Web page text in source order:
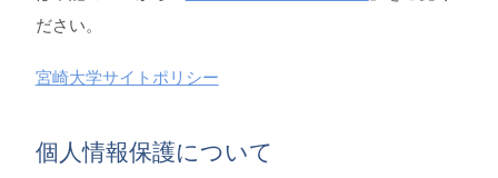
ださい。
宮崎大学サイトポリシー
個人情報保護について